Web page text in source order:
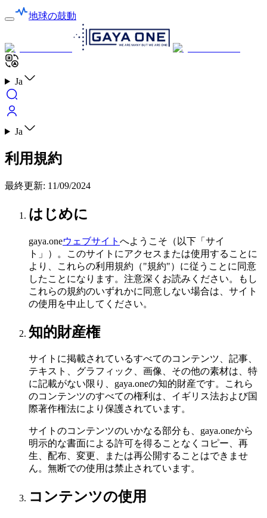
地球の鼓動
Ja
Ja
利用規約
最終更新: 11/09/2024
はじめに
gaya.oneウェブサイト へようこそ（以下「サイ
ト」）。このサイトにアクセスまたは使用することに
より、これらの利用規約（"規約"）に従うことに同意
したことになります。注意深くお読みください。もし
これらの規約のいずれかに同意しない場合は、サイト
の使用を中止してください。
知的財産権
サイトに掲載されているすべてのコンテンツ、記事、
テキスト、グラフィック、画像、その他の素材は、特
に記載がない限り、gaya.oneの知的財産です。これら
のコンテンツのすべての権利は、イギリス法および国
際著作権法により保護されています。
サイトのコンテンツのいかなる部分も、gaya.oneから
明示的な書面による許可を得ることなくコピー、再
生、配布、変更、または再公開することはできませ
ん。無断での使用は禁止されています。
コンテンツの使用